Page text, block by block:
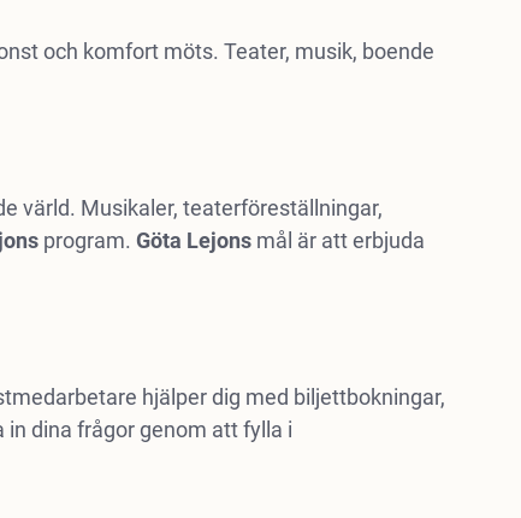
och komfort möts. Teater, musik, boende
värld. Musikaler, teaterföreställningar,
program. Göta Lejonsmål är att erbjuda
hjälper dig med biljettbokningar,
dina frågor genom att fylla i